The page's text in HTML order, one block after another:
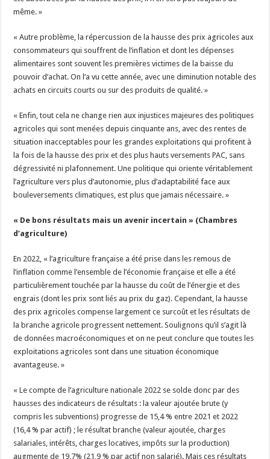
même. »
« Autre problème, la répercussion de la hausse des prix agricoles aux
consommateurs qui souffrent de l’inflation et dont les dépenses
alimentaires sont souvent les premières victimes de la baisse du
pouvoir d’achat. On l’a vu cette année, avec une diminution notable des
achats en circuits courts ou sur des produits de qualité. »
« Enfin, tout cela ne change rien aux injustices majeures des politiques
agricoles qui sont menées depuis cinquante ans, avec des rentes de
situation inacceptables pour les grandes exploitations qui profitent à
la fois de la hausse des prix et des plus hauts versements PAC, sans
dégressivité ni plafonnement. Une politique qui oriente véritablement
l’agriculture vers plus d’autonomie, plus d’adaptabilité face aux
bouleversements climatiques, est plus que jamais nécessaire. »
« De bons résultats mais un avenir incertain » (Chambres
d’agriculture)
En 2022, « l’agriculture française a été prise dans les remous de
l’inflation comme l’ensemble de l’économie française et elle a été
particulièrement touchée par la hausse du coût de l’énergie et des
engrais (dont les prix sont liés au prix du gaz). Cependant, la hausse
des prix agricoles compense largement ce surcoût et les résultats de
la branche agricole progressent nettement. Soulignons qu’il s’agit là
de données macroéconomiques et on ne peut conclure que toutes les
exploitations agricoles sont dans une situation économique
avantageuse. »
« Le compte de l’agriculture nationale 2022 se solde donc par des
hausses des indicateurs de résultats : la valeur ajoutée brute (y
compris les subventions) progresse de 15,4 % entre 2021 et 2022
(16,4 % par actif) ; le résultat branche (valeur ajoutée, charges
salariales, intérêts, charges locatives, impôts sur la production)
augmente de 19,7% (21,9 % par actif non salarié). Mais ces résultats